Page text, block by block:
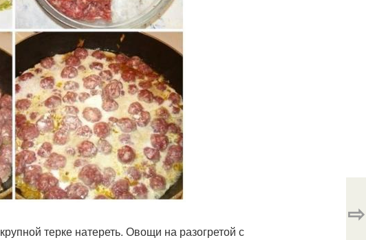
терке натереть. Овощи на разогретой с
⇨